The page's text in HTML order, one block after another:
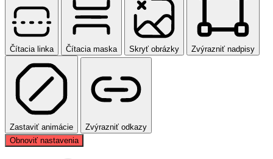
Čítacia linka Čítacia maska Skryť obrázky Zvýrazniť nadpisy
Zastaviť animácie
Zvýrazniť odkazy
Obnoviť nastavenia